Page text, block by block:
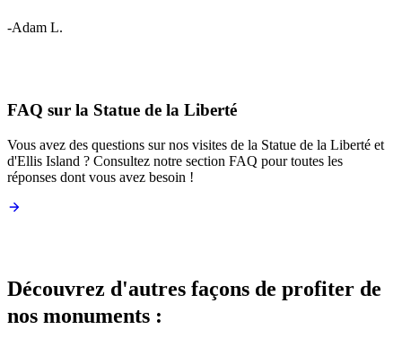
-Adam L.
FAQ sur la Statue de la Liberté
Vous avez des questions sur nos visites de la Statue de la Liberté et
d'Ellis Island ? Consultez notre section FAQ pour toutes les
réponses dont vous avez besoin !
Découvrez d'autres façons de profiter de
nos monuments :